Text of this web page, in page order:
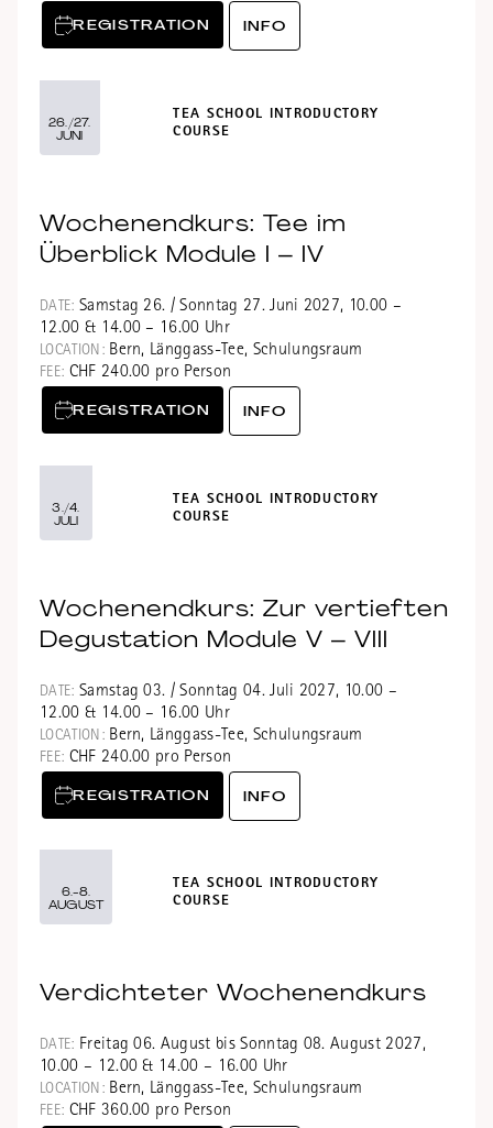
REGISTRATION INFO
26./27.
JUNI
TEA SCHOOL INTRODUCTORY
COURSE
Wochenendkurs: Tee im
Überblick Module I – IV
DATE: Samstag 26. / Sonntag 27. Juni 2027, 10.00 –
12.00 & 14.00 – 16.00 Uhr
LOCATION:Bern, Länggass-Tee, Schulungsraum
FEE: CHF 240.00 pro Person
REGISTRATION INFO
3./4.
JULI
TEA SCHOOL INTRODUCTORY
COURSE
Wochenendkurs: Zur vertieften
Degustation Module V – VIII
DATE: Samstag 03. / Sonntag 04. Juli 2027, 10.00 –
12.00 & 14.00 – 16.00 Uhr
LOCATION:Bern, Länggass-Tee, Schulungsraum
FEE: CHF 240.00 pro Person
REGISTRATION INFO
6.-8.
AUGUST
TEA SCHOOL INTRODUCTORY
COURSE
Verdichteter Wochenendkurs
DATE: Freitag 06. August bis Sonntag 08. August 2027,
10.00 – 12.00 & 14.00 – 16.00 Uhr
LOCATION:Bern, Länggass-Tee, Schulungsraum
FEE: CHF 360.00 pro Person